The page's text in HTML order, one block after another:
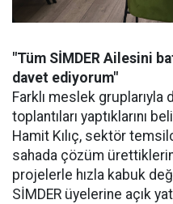
"Tüm SİMDER Ailesini
davet ediyorum"
Farklı meslek gruplarıyla
toplantıları yaptıklarını
Hamit Kılıç, sektör
sahada çözüm
projelerle hızla kabuk
SİMDER üyelerine açık